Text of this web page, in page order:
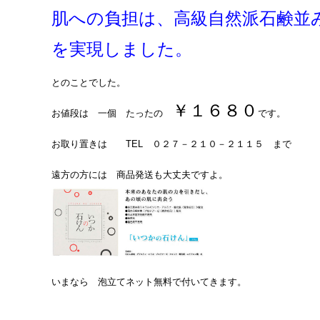
肌への負担は、高級自然派石鹸並
を実現しました。
とのことでした。
お値段は 一個 たったの ￥１６８０ です。
お取り置きは TEL ０２７－２１０－２１１５ まで
遠方の方には 商品発送も大丈夫ですよ。
いまなら 泡立てネット無料で付いてきます。